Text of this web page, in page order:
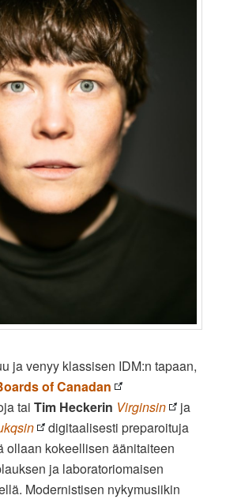
ja venyy klassisen IDM:n tapaan,
of Canadan
taiTim Heckerin Virginsin
ja
digitaalisesti preparoituja
ollaan kokeellisen äänitaiteen
ja laboratoriomaisen
Modernistisen nykymusiikin